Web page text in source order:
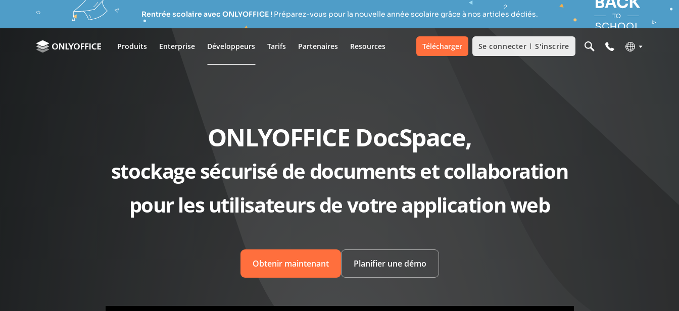
Rentrée scolaire avec ONLYOFFICE !Préparez-vous pour la nouvelle année scolaire grâce à nos articles dédiés.
Produits Enterprise Développeurs Tarifs Partenaires Resources Télécharger Se connecter S'inscrire
ONLYOFFICE DocSpace,
stockage sécurisé de documents et collaboration
pour les utilisateurs de votre application web
Obtenir maintenant Planifier une démo